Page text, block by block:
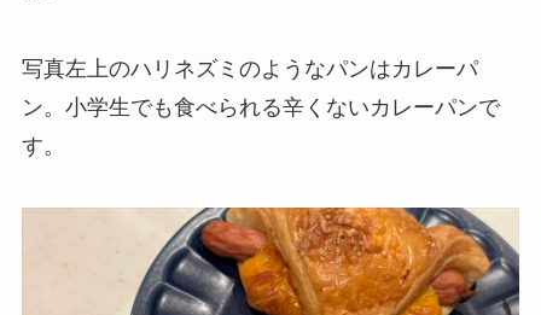
写真左上のハリネズミのようなパンはカレーパ
ン。小学生でも食べられる辛くないカレーパンで
す。